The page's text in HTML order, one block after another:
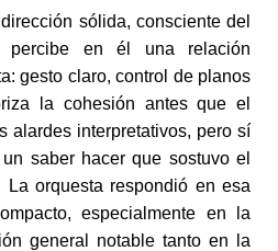
sólida, consciente del
percibe en él una relación
gesto claro, control de planos
la cohesión antes que el
alardes interpretativos, pero sí
saber hacer que sostuvo el
La orquesta respondió en esa
especialmente en la
general notable tanto en la